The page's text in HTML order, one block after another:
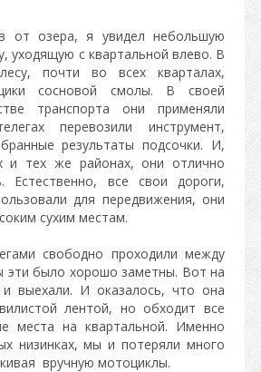
от озера, я увидел небольшую
уходящую с квартальной влево. В
почти во всех кварталах,
сосновой смолы. В своей
транспорта они применяли
перевозили инструмент,
результаты подсочки. И,
и тех же районах, они отлично
Естественно, все свои дороги,
для передвижения, они
сухим местам.
свободно проходили между
эти было хорошо заметны. Вот на
выехали. И оказалось, что она
лентой, но обходит все
места на квартальной. Именно
низинках, мы и потеряли много
вручную мотоциклы.